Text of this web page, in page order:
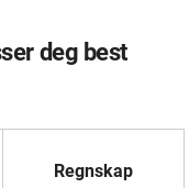
deg best
Regnskap